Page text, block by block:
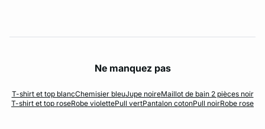
Ne manquez pas
T-shirt et top blancChemisier bleuJupe noireMaillot de bain 2 pièces noir
T-shirt et top roseRobe violettePull vertPantalon cotonPull noirRobe rose